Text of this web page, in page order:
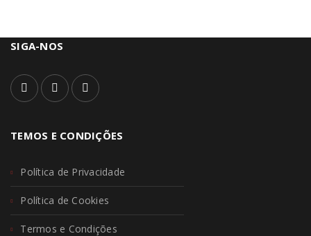
SIGA-NOS
TEMOS E CONDIÇÕES
Política de Privacidade
Política de Cookies
Termos e Condições